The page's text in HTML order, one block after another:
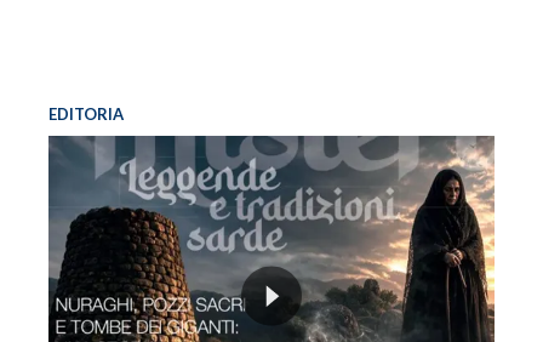
EDITORIA